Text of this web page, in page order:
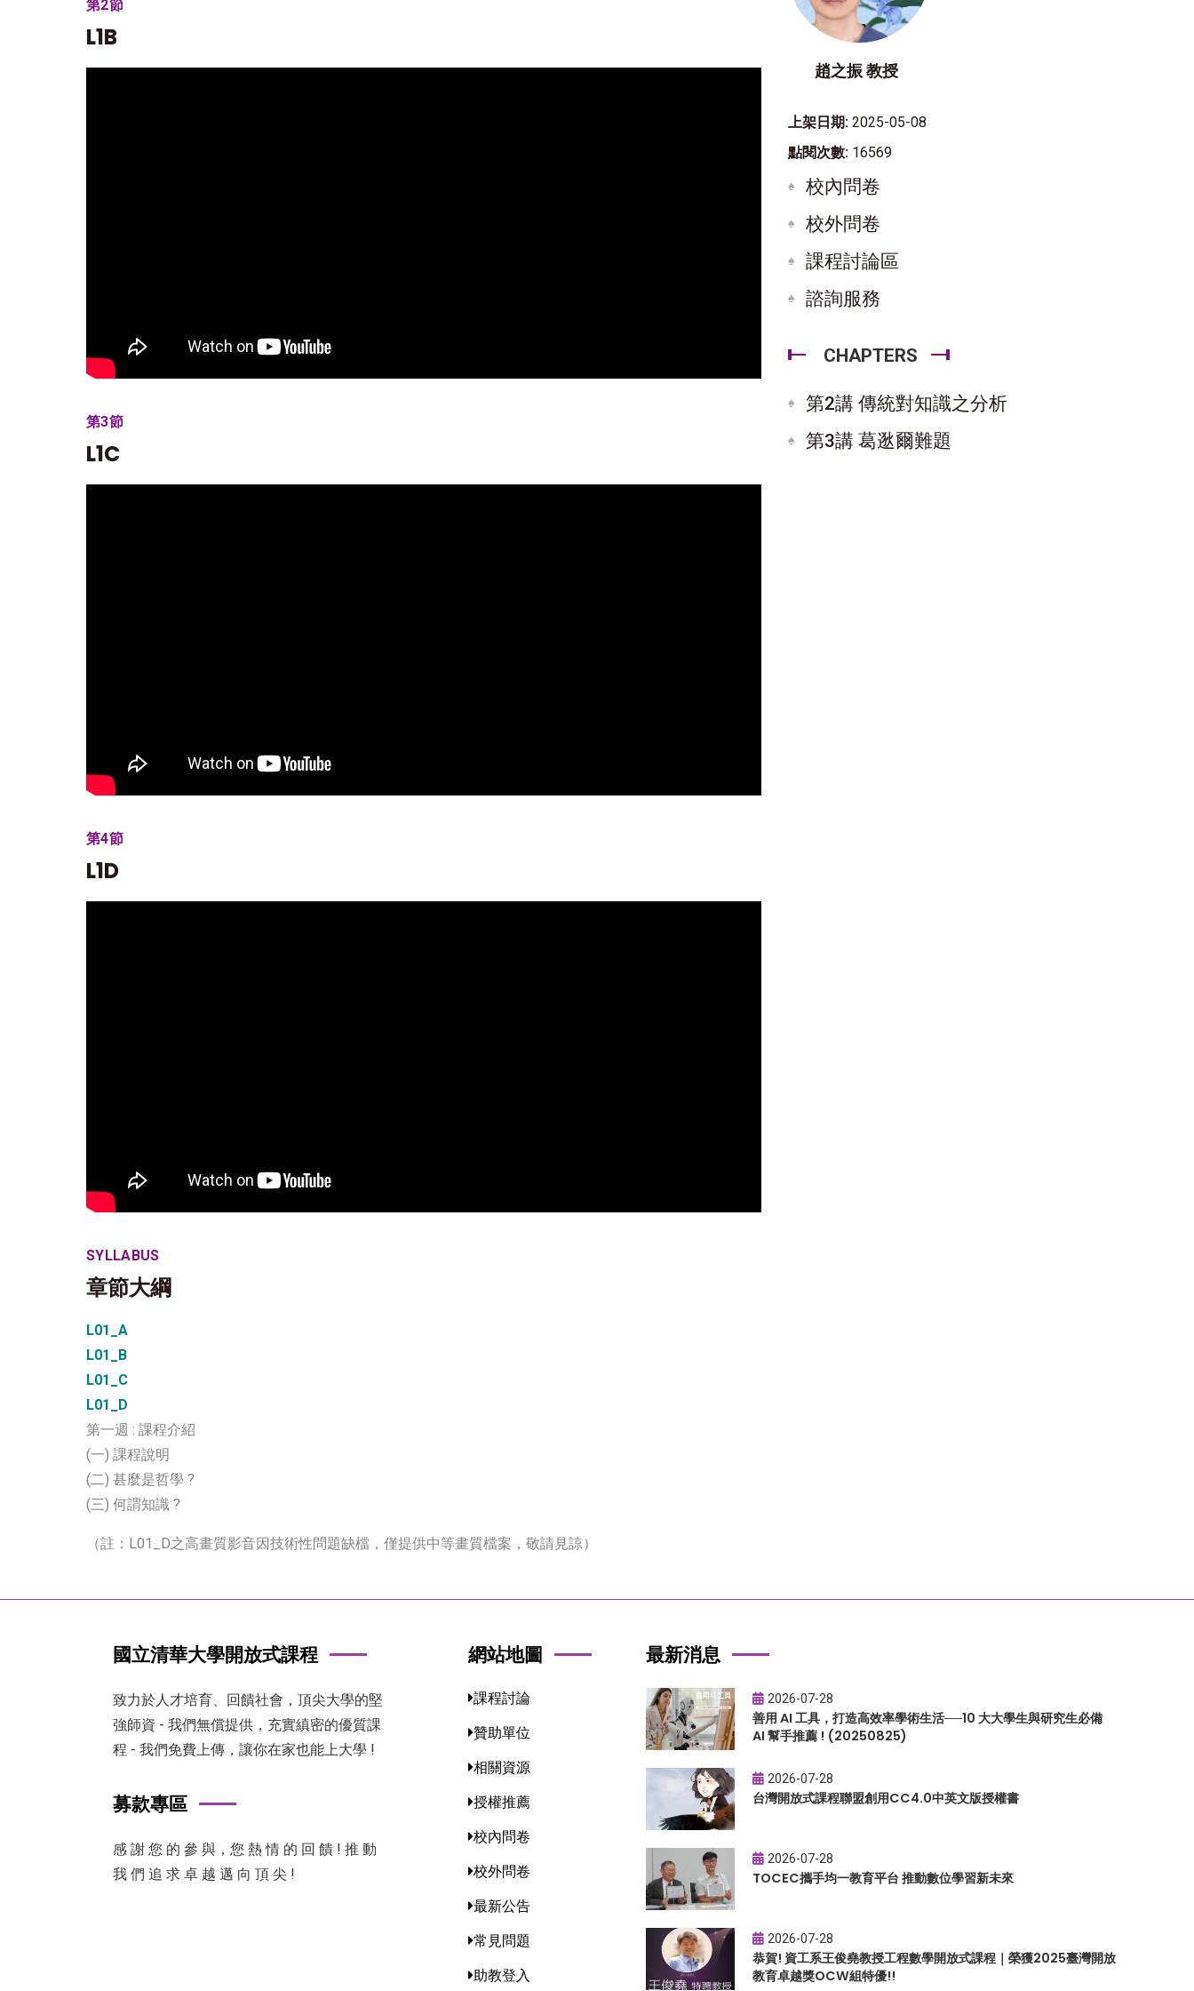
第2節
L1B
第3節
L1C
第4節
L1D
SYLLABUS
章節大綱
L01_A
L01_B
L01_C
L01_D
第一週 : 課程介紹
(一) 課程說明
(二) 甚麼是哲學 ?
(三) 何謂知識 ?
（註：L01_D之高畫質影音因技術性問題缺檔，僅提供中等畫質檔案，敬請見諒）
趙之振 教授
上架日期: 2025-05-08
點閱次數: 16569
校內問卷
校外問卷
課程討論區
諮詢服務
CHAPTERS
第2講 傳統對知識之分析
第3講 葛逖爾難題
國立清華大學開放式課程
致力於人才培育、回饋社會，頂尖大學的堅
強師資 - 我們無償提供，充實縝密的優質課
程 - 我們免費上傳，讓你在家也能上大學 !
募款專區
感 謝 您 的 參 與，您 熱 情 的 回 饋 ! 推 動
我 們 追 求 卓 越 邁 向 頂 尖 !
網站地圖
課程討論
贊助單位
相關資源
授權推薦
校內問卷
校外問卷
最新公告
常見問題
助教登入
最新消息
2026-07-28
善用 AI 工具，打造高效率學術生活──10 大大學生與研究生必備
AI 幫手推薦 ! (20250825)
2026-07-28
台灣開放式課程聯盟創用CC4.0中英文版授權書
2026-07-28
TOCEC攜手均一教育平台 推動數位學習新未來
2026-07-28
恭賀! 資工系王俊堯教授工程數學開放式課程｜榮獲2025臺灣開放
教育卓越獎OCW組特優!!